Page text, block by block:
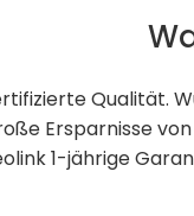
Qualität.
Ersparnisse
1-jährige